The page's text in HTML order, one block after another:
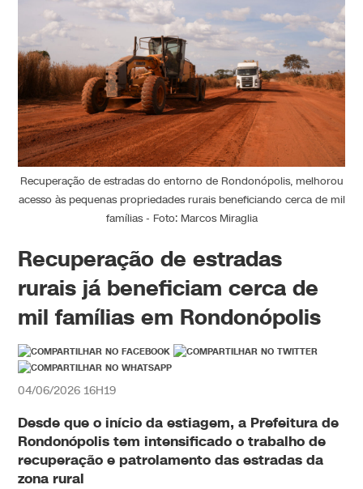
Recuperação de estradas do entorno de Rondonópolis, melhorou
acesso às pequenas propriedades rurais beneficiando cerca de mil
famílias - Foto: Marcos Miraglia
Recuperação de estradas
rurais já beneficiam cerca de
mil famílias em Rondonópolis
04/06/2026 16H19
Desde que o início da estiagem, a Prefeitura de
Rondonópolis tem intensificado o trabalho de
recuperação e patrolamento das estradas da
zona rural